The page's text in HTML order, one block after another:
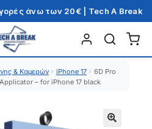
άνω των 20€ | Tech A Break
& Καμερών iPhone 17
6D Pro
– for iPhone 17 black